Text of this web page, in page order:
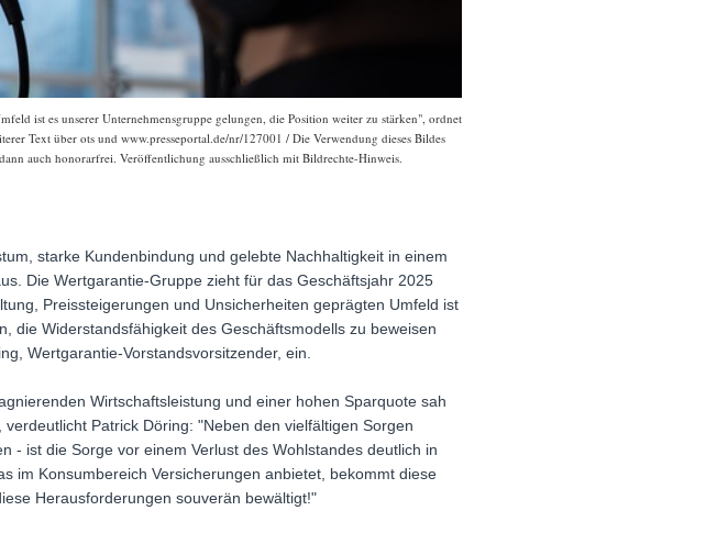
ist es unserer Unternehmensgruppe gelungen, die Position weiter zu stärken", ordnet
Text über ots und www.presseportal.de/nr/127001 / Die Verwendung dieses Bildes
auch honorarfrei. Veröffentlichung ausschließlich mit Bildrechte-Hinweis.
starke Kundenbindung und gelebte Nachhaltigkeit in einem
Die Wertgarantie-Gruppe zieht für das Geschäftsjahr 2025
Preissteigerungen und Unsicherheiten geprägten Umfeld ist
die Widerstandsfähigkeit des Geschäftsmodells zu beweisen
Wertgarantie-Vorstandsvorsitzender, ein.
Wirtschaftsleistung und einer hohen Sparquote sah
Patrick Döring: "Neben den vielfältigen Sorgen
- ist die Sorge vor einem Verlust des Wohlstandes deutlich in
im Konsumbereich Versicherungen anbietet, bekommt diese
Herausforderungen souverän bewältigt!"